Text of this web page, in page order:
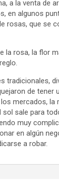
a la venta de
en algunos
rosas, que se
la rosa, la flor
tradicionales,
de tener
mercados, la
sol sale para
muy
en algún
a robar.